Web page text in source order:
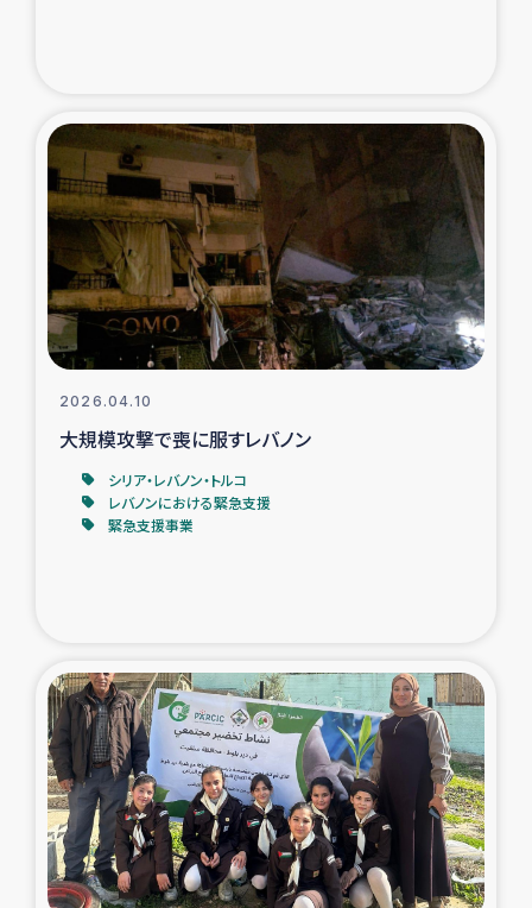
コーヒー生産者支援
アイナロ県マウベシ郡でのコーヒー畑改善事業
ベイルート大規模爆発被災者支援
女性の生計向上支援
アグロフォレストリー（カカオ）事業
2026.04.10
大規模攻撃で喪に服すレバノン
シリア・レバノン・トルコ
レバノンにおける緊急支援
緊急支援事業